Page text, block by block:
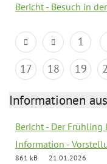
Bericht - Besuch in
1
17
18 19
Informationen
Bericht - Der Frühling
Information -
861 kB
21.01.2026